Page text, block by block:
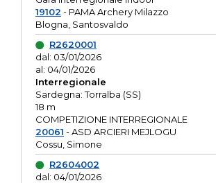
19102 - PAMA Archery Milazzo
Blogna, Santosvaldo
R2620001
dal: 03/01/2026
al: 04/01/2026
Interregionale
Sardegna: Torralba (SS)
18 m
COMPETIZIONE INTERREGIONALE
20061 - ASD ARCIERI MEJLOGU
Cossu, Simone
R2604002
dal: 04/01/2026